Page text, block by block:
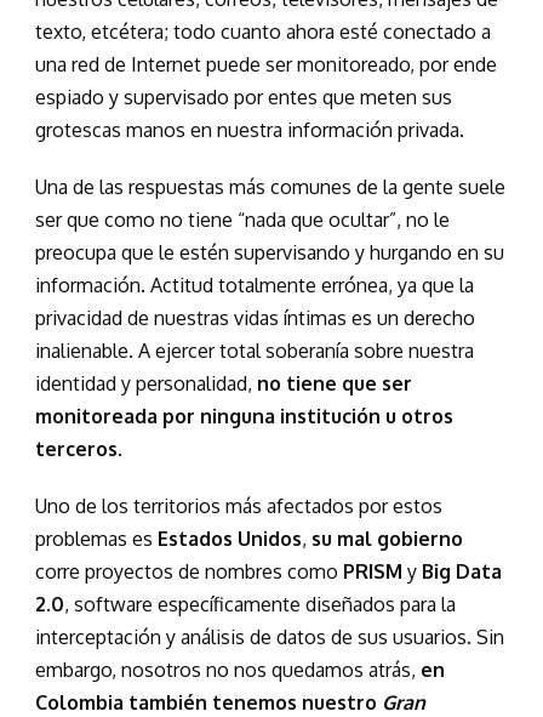
texto, etcétera; todo cuanto ahora esté conectado a
una red de Internet puede ser monitoreado, por ende
espiado y supervisado por entes que meten sus
grotescas manos en nuestra información privada.
Una de las respuestas más comunes de la gente suele
ser que como no tiene “nada que ocultar”, no le
preocupa que le estén supervisando y hurgando en su
información. Actitud totalmente errónea, ya que la
privacidad de nuestras vidas íntimas es un derecho
inalienable. A ejercer total soberanía sobre nuestra
identidad y personalidad, no tiene que ser
monitoreada por ninguna institución u otros
terceros.
Uno de los territorios más afectados por estos
problemas es Estados Unidos, su mal gobierno
corre proyectos de nombres como PRISM y Big Data
2.0, software específicamente diseñados para la
interceptación y análisis de datos de sus usuarios. Sin
embargo, nosotros no nos quedamos atrás, en
Colombia también tenemos nuestro Gran